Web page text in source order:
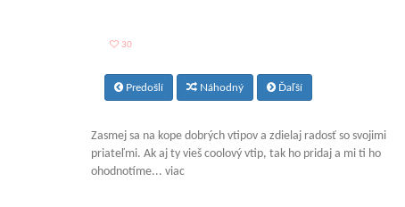
30
Predošlí Náhodný Ďaľší
Zasmej sa na kope dobrých vtipov a zdielaj radosť so svojimi
priateľmi. Ak aj ty vieš coolový vtip, tak ho pridaj a mi ti ho
ohodnotíme... viac